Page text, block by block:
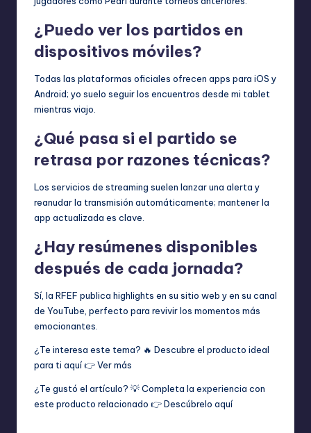
¿Puedo ver los partidos en
dispositivos móviles?
Todas las plataformas oficiales ofrecen apps para iOS y
Android; yo suelo seguir los encuentros desde mi tablet
mientras viajo.
¿Qué pasa si el partido se
retrasa por razones técnicas?
Los servicios de streaming suelen lanzar una alerta y
reanudar la transmisión automáticamente; mantener la
app actualizada es clave.
¿Hay resúmenes disponibles
después de cada jornada?
Sí, la RFEF publica highlights en su sitio web y en su canal
de YouTube, perfecto para revivir los momentos más
emocionantes.
¿Te interesa este tema? 🔥 Descubre el producto ideal
para ti aquí 👉Ver más
¿Te gustó el artículo? 💡 Completa la experiencia con
este producto relacionado 👉Descúbrelo aquí